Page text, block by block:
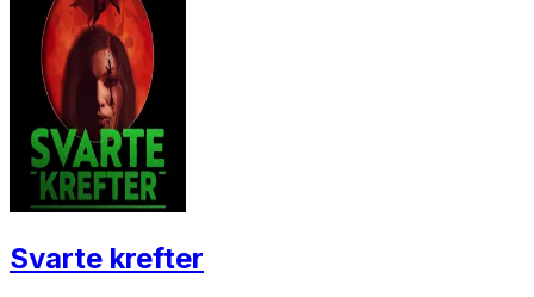
Svarte krefter